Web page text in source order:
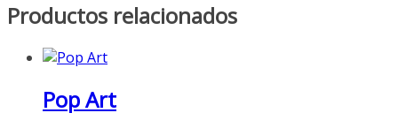
Productos relacionados
Pop Art